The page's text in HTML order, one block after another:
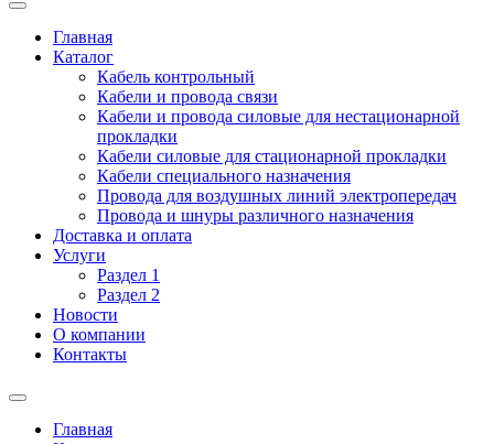
Главная
Каталог
Кабель контрольный
Кабели и провода связи
Кабели и провода силовые для нестационарной
прокладки
Кабели силовые для стационарной прокладки
Кабели специального назначения
Провода для воздушных линий электропередач
Провода и шнуры различного назначения
Доставка и оплата
Услуги
Раздел 1
Раздел 2
Новости
О компании
Контакты
Главная